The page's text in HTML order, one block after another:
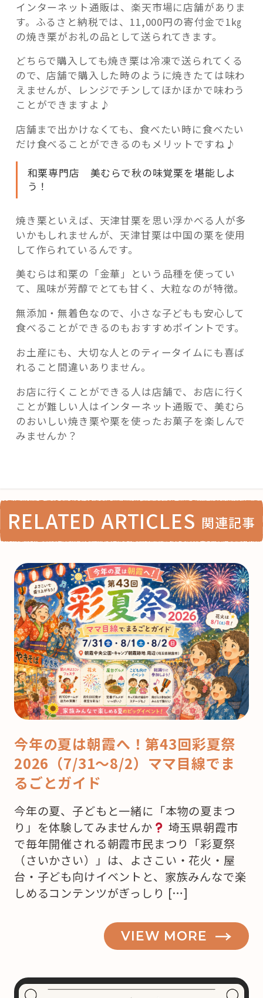
インターネット通販は、楽天市場に店舗がありま
す。ふるさと納税では、11,000円の寄付金で1㎏
の焼き栗がお礼の品として送られてきます。
どちらで購入しても焼き栗は冷凍で送られてくる
ので、店舗で購入した時のように焼きたては味わ
えませんが、レンジでチンしてほかほかで味わう
ことができますよ♪
店舗まで出かけなくても、食べたい時に食べたい
だけ食べることができるのもメリットですね♪
和栗専門店 美むらで秋の味覚栗を堪能しよ
う！
焼き栗といえば、天津甘栗を思い浮かべる人が多
いかもしれませんが、天津甘栗は中国の栗を使用
して作られているんです。
美むらは和栗の「金華」という品種を使ってい
て、風味が芳醇でとても甘く、大粒なのが特徴。
無添加・無着色なので、小さな子どもも安心して
食べることができるのもおすすめポイントです。
お土産にも、大切な人とのティータイムにも喜ば
れること間違いありません。
お店に行くことができる人は店舗で、お店に行く
ことが難しい人はインターネット通販で、美むら
のおいしい焼き栗や栗を使ったお菓子を楽しんで
みませんか？
RELATED ARTICLES 関連記事
今年の夏は朝霞へ！第43回彩夏祭
2026（7/31〜8/2）ママ目線でま
るごとガイド
今年の夏、子どもと一緒に「本物の夏まつ
り」を体験してみませんか
埼玉県朝霞市
で毎年開催される朝霞市民まつり「彩夏祭
（さいかさい）」は、よさこい・花火・屋
台・子ども向けイベントと、家族みんなで楽
しめるコンテンツがぎっしり […]
VIEW MORE